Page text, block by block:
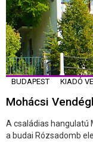
BUDAPEST KIADÓ
Mohácsi
A családias hangulatú
a budai Rózsadomb